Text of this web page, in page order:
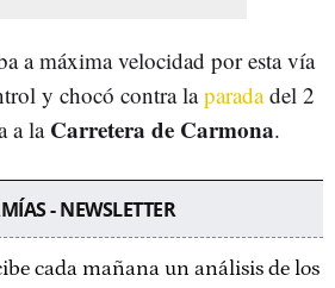
a máxima velocidad por esta vía
y chocó contra laparadadel 2
a la Carretera de Carmona.
- NEWSLETTER
cada mañana un análisis de los